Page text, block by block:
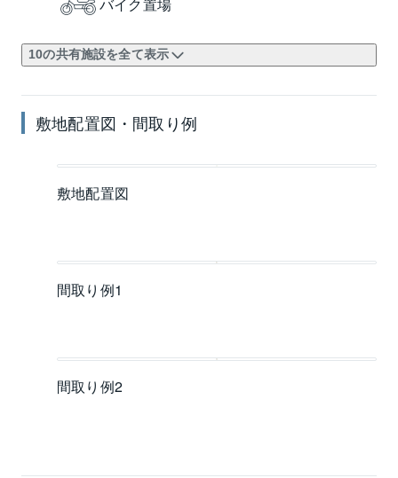
10の共有施設を全て表示
敷地配置図・間取り例
敷地配置図
間取り例1
間取り例2